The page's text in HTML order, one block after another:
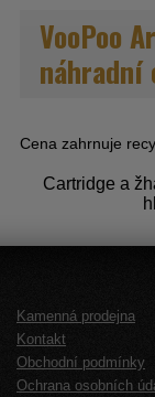
VooPoo
náhradní
Cena zahrnuje
Cartridge a
Kamenná prodejna
Kontakt
Obchodní podmínky
Ochrana osobních